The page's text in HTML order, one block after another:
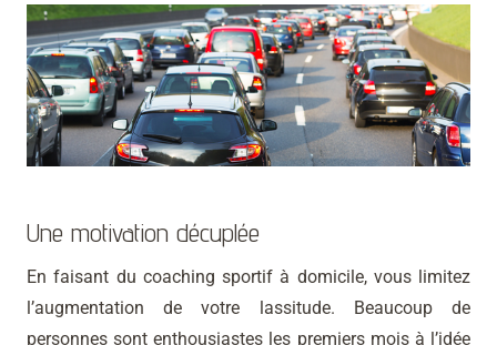
Une motivation décuplée
En faisant du coaching sportif à domicile, vous limitez
l’augmentation de votre lassitude. Beaucoup de
personnes sont enthousiastes les premiers mois à l’idée